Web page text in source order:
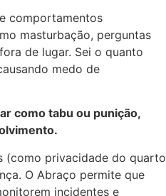
comportamentos
masturbação, perguntas
de lugar. Sei o quanto
medo de
como tabu ou punição,
(como privacidade do quarto
O Abraço permite que
incidentes e